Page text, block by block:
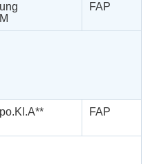
FAP
FAP